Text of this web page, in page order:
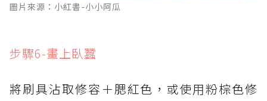
圖片來源：小紅書-小小阿瓜
步驟6-畫上臥蠶
將刷具沾取修容＋腮紅色，或使用粉棕色修